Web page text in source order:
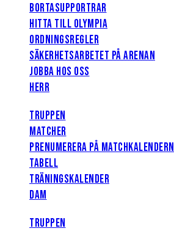
BORTASUPPORTRAR
HITTA TILL OLYMPIA
ORDNINGSREGLER
SÄKERHETSARBETET PÅ ARENAN
JOBBA HOS OSS
HERR
TRUPPEN
MATCHER
PRENUMERERA PÅ MATCHKALENDERN
TABELL
TRÄNINGSKALENDER
DAM
TRUPPEN